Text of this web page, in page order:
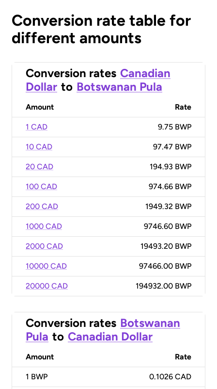
Conversion rate table for
different amounts
Conversion rates Canadian
Dollar to Botswanan Pula
Amount Rate
1 CAD 9.75 BWP
10 CAD 97.47 BWP
20 CAD 194.93 BWP
100 CAD 974.66 BWP
200 CAD 1949.32 BWP
1000 CAD 9746.60 BWP
2000 CAD 19493.20 BWP
10000 CAD 97466.00 BWP
20000 CAD 194932.00 BWP
Conversion rates Botswanan
Pula to Canadian Dollar
Amount Rate
1 BWP 0.1026 CAD